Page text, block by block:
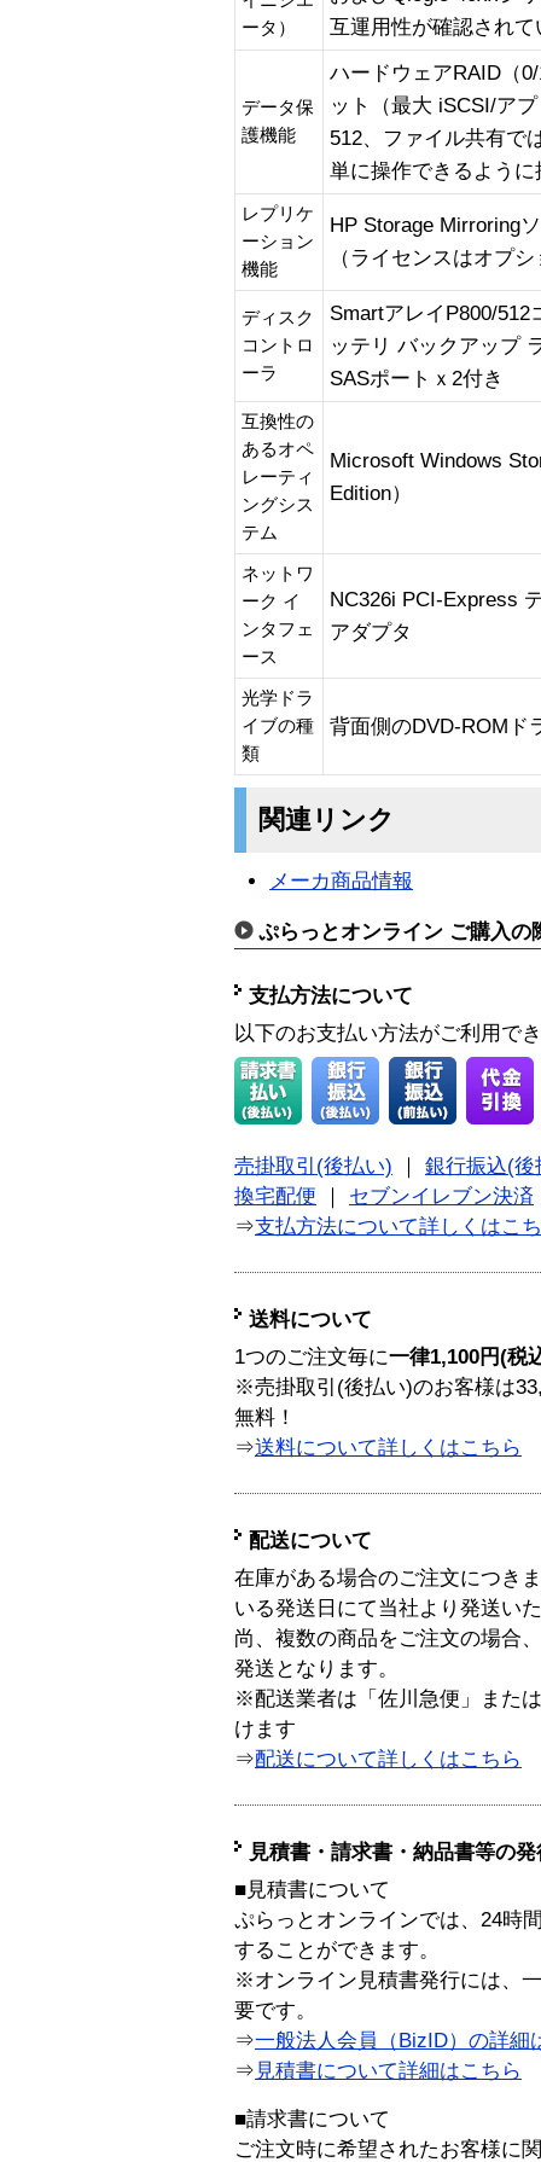
ータ）
互運用性が確認されて
データ保
護機能
ハードウェアRAID（
ット（最大 iSCSI/ア
512、ファイル共有で
単に操作できるよう
レプリケ
ーション
機能
HP Storage Mirroring
（ライセンスはオプ
ディスク
コントロ
ーラ
SmartアレイP800/
ッテリ バックアップ
SASポートｘ2付き
互換性の
あるオペ
レーティ
ングシス
テム
Microsoft Windows
Edition）
ネットワ
ーク イ
ンタフェ
ース
NC326i PCI-Express
アダプタ
光学ドラ
イブの種
類
背面側のDVD-ROMド
関連リンク
メーカ商品情報
ぷらっとオンライン ご購入の
支払方法について
以下のお支払い方法がご利用で
売掛取引(後払い) ｜ 銀行振込(後
換宅配便 ｜ セブンイレブン決済
⇒支払方法について詳しくはこ
送料について
1つのご注文毎に一律1,100円(税
※売掛取引(後払い)のお客様は
無料！
⇒送料について詳しくはこちら
配送について
在庫がある場合のご注文につき
いる発送日にて当社より発送い
尚、複数の商品をご注文の場合
発送となります。
※配送業者は「佐川急便」また
けます
⇒配送について詳しくはこちら
見積書・請求書・納品書等の
■見積書について
ぷらっとオンラインでは、24時
することができます。
※オンライン見積書発行には、
要です。
⇒一般法人会員（BizID）の詳細
⇒ 見積書について詳細はこちら
■請求書について
ご注文時に希望されたお客様に